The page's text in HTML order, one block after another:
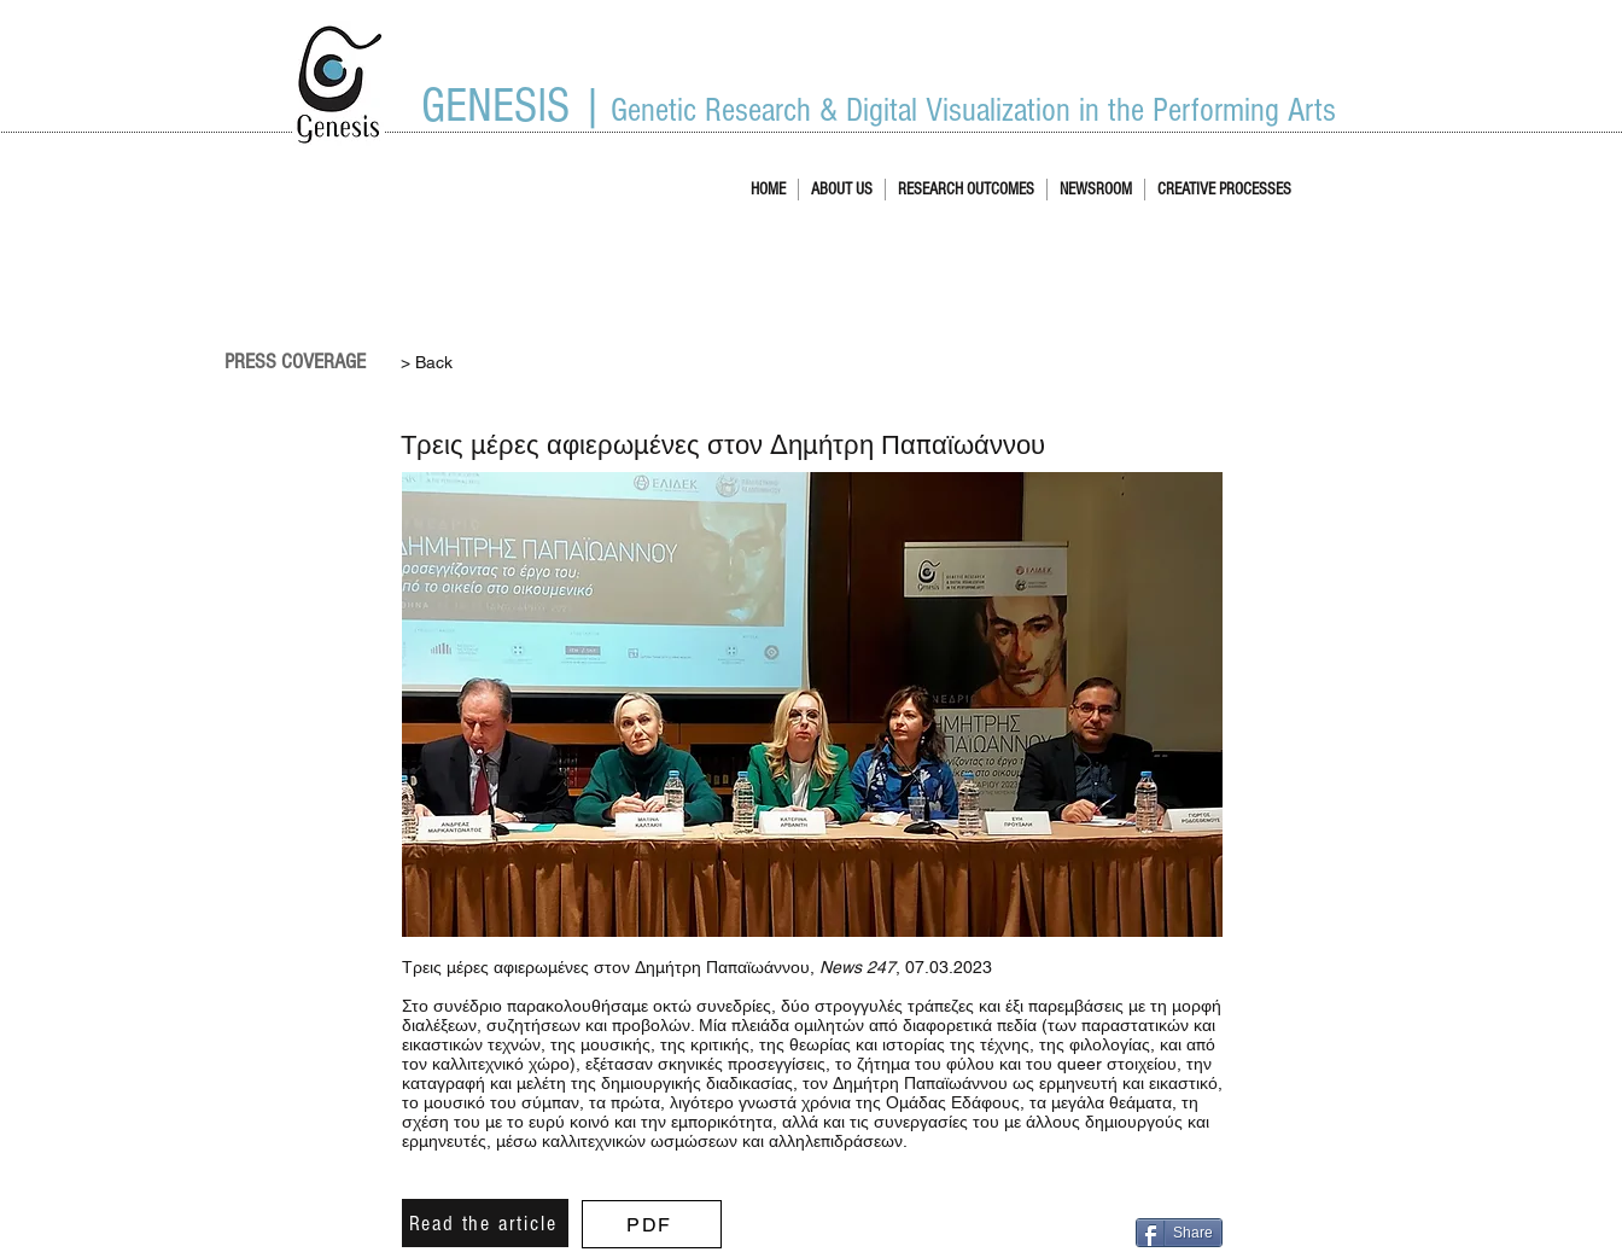
GENESIS | Genetic Research & Digital Visualization in the Performing Arts
HOME ABOUT US RESEARCH OUTCOMES NEWSROOM CREATIVE PROCESSES
PRESS COVERAGE > Back
Τρεις μέρες αφιερωμένες στον Δημήτρη Παπαϊωάννου
Τρεις μέρες αφιερωμένες στον Δημήτρη Παπαϊωάννου, News 247, 07.03.2023
Στο συνέδριο παρακολουθήσαμε οκτώ συνεδρίες, δύο στρογγυλές τράπεζες και έξι παρεμβάσεις με τη μορφή
διαλέξεων, συζητήσεων και προβολών. Μία πλειάδα ομιλητών από διαφορετικά πεδία (των παραστατικών και
εικαστικών τεχνών, της μουσικής, της κριτικής, της θεωρίας και ιστορίας της τέχνης, της φιλολογίας, και από
τον καλλιτεχνικό χώρο), εξέτασαν σκηνικές προσεγγίσεις, το ζήτημα του φύλου και του queer στοιχείου, την
καταγραφή και μελέτη της δημιουργικής διαδικασίας, τον Δημήτρη Παπαϊωάννου ως ερμηνευτή και εικαστικό,
το μουσικό του σύμπαν, τα πρώτα, λιγότερο γνωστά χρόνια της Ομάδας Εδάφους, τα μεγάλα θεάματα, τη
σχέση του με το ευρύ κοινό και την εμπορικότητα, αλλά και τις συνεργασίες του με άλλους δημιουργούς και
ερμηνευτές, μέσω καλλιτεχνικών ωσμώσεων και αλληλεπιδράσεων.
Read the article PDF Share